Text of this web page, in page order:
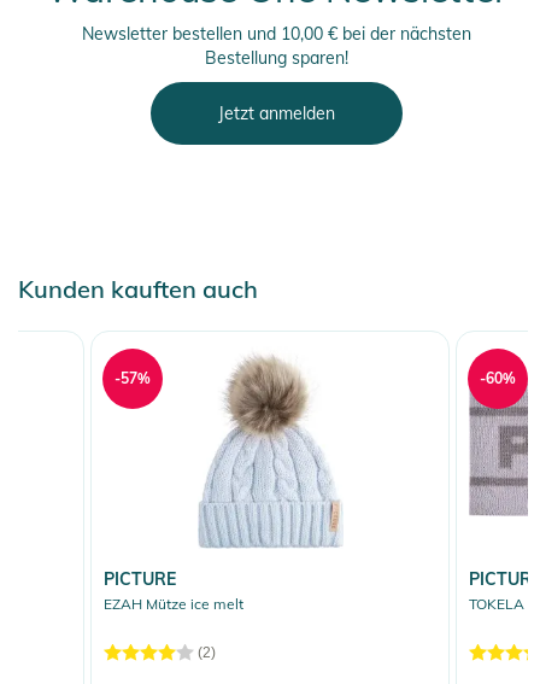
Newsletter bestellen und 10,00 € bei der nächsten
Bestellung sparen!
Jetzt anmelden
Kunden kauften auch
PICTURE
EZAH Mütze ice melt
(2)
-57%
PICTURE
TOKELA
-60%